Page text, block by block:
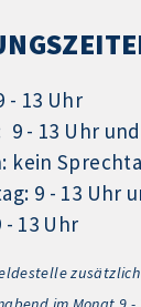
- 13 Uhr
9 - 13 Uhr
kein
9 - 13 Uhr
- 13 Uhr
zusätzlich